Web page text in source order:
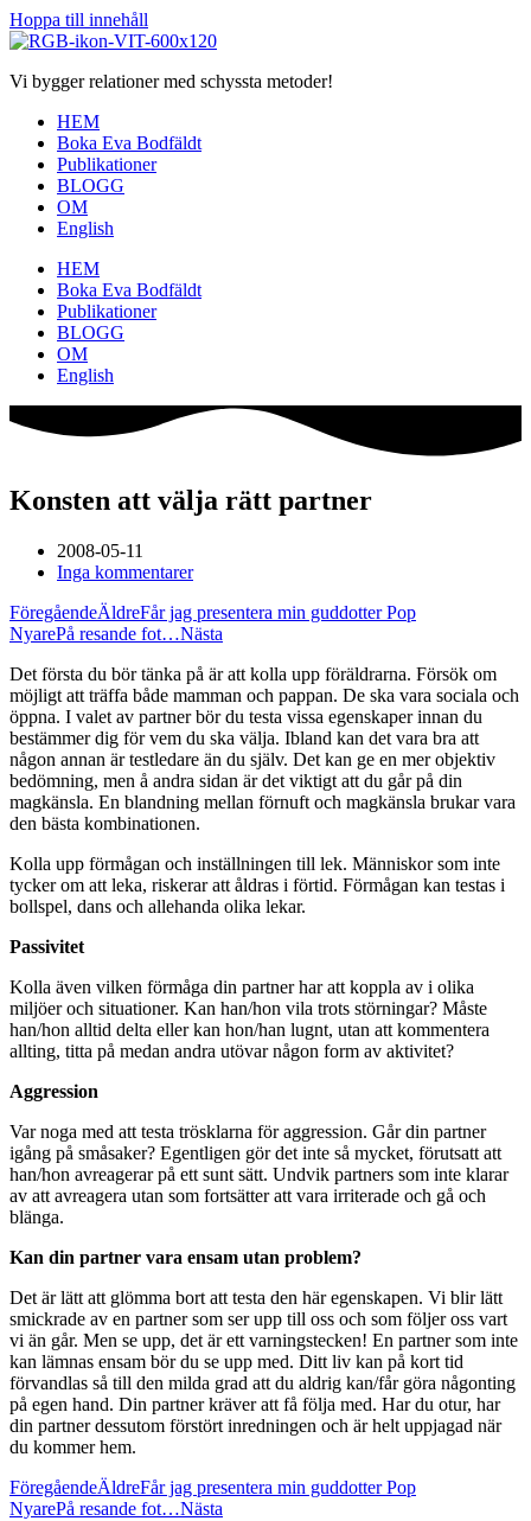
Hoppa till innehåll
Vi bygger relationer med schyssta metoder!
HEM
Boka Eva Bodfäldt
Publikationer
BLOGG
OM
English
HEM
Boka Eva Bodfäldt
Publikationer
BLOGG
OM
English
Konsten att välja rätt partner
2008-05-11
Inga kommentarer
FöregåendeÄldreFår jag presentera min guddotter Pop
NyarePå resande fot…Nästa
Det första du bör tänka på är att kolla upp föräldrarna. Försök om
möjligt att träffa både mamman och pappan. De ska vara sociala och
öppna. I valet av partner bör du testa vissa egenskaper innan du
bestämmer dig för vem du ska välja. Ibland kan det vara bra att
någon annan är testledare än du själv. Det kan ge en mer objektiv
bedömning, men å andra sidan är det viktigt att du går på din
magkänsla. En blandning mellan förnuft och magkänsla brukar vara
den bästa kombinationen.
Kolla upp förmågan och inställningen till lek. Människor som inte
tycker om att leka, riskerar att åldras i förtid. Förmågan kan testas i
bollspel, dans och allehanda olika lekar.
Passivitet
Kolla även vilken förmåga din partner har att koppla av i olika
miljöer och situationer. Kan han/hon vila trots störningar? Måste
han/hon alltid delta eller kan hon/han lugnt, utan att kommentera
allting, titta på medan andra utövar någon form av aktivitet?
Aggression
Var noga med att testa trösklarna för aggression. Går din partner
igång på småsaker? Egentligen gör det inte så mycket, förutsatt att
han/hon avreagerar på ett sunt sätt. Undvik partners som inte klarar
av att avreagera utan som fortsätter att vara irriterade och gå och
blänga.
Kan din partner vara ensam utan problem?
Det är lätt att glömma bort att testa den här egenskapen. Vi blir lätt
smickrade av en partner som ser upp till oss och som följer oss vart
vi än går. Men se upp, det är ett varningstecken! En partner som inte
kan lämnas ensam bör du se upp med. Ditt liv kan på kort tid
förvandlas så till den milda grad att du aldrig kan/får göra någonting
på egen hand. Din partner kräver att få följa med. Har du otur, har
din partner dessutom förstört inredningen och är helt uppjagad när
du kommer hem.
FöregåendeÄldreFår jag presentera min guddotter Pop
NyarePå resande fot…Nästa